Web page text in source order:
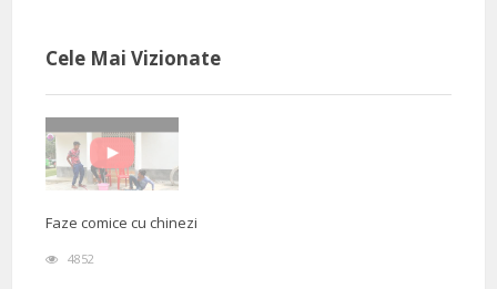
Cele Mai Vizionate
Faze comice cu chinezi
4852